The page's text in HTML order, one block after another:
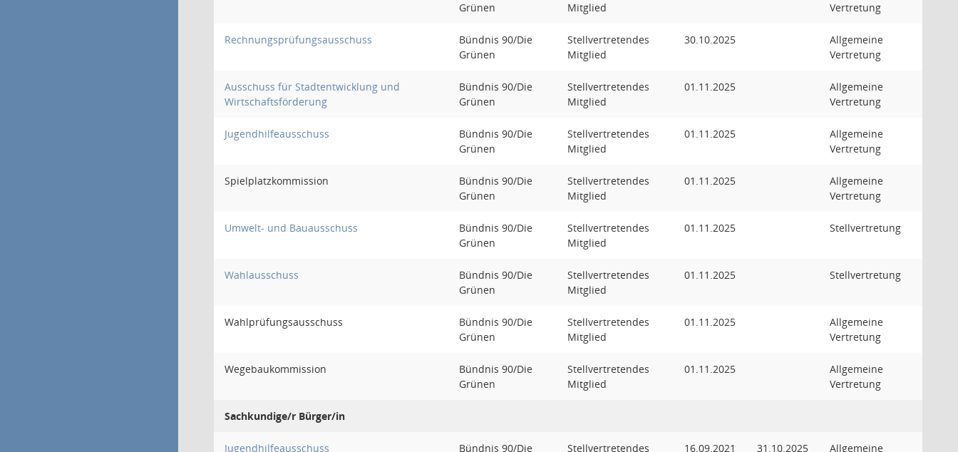
Grünen
Mitglied
Vertretung
Rechnungsprüfungsausschuss
Bündnis 90/Die
Grünen
Stellvertretendes
Mitglied
30.10.2025
Allgemeine
Vertretung
Ausschuss für Stadtentwicklung und
Wirtschaftsförderung
Bündnis 90/Die
Grünen
Stellvertretendes
Mitglied
01.11.2025
Allgemeine
Vertretung
Jugendhilfeausschuss
Bündnis 90/Die
Grünen
Stellvertretendes
Mitglied
01.11.2025
Allgemeine
Vertretung
Spielplatzkommission
Bündnis 90/Die
Grünen
Stellvertretendes
Mitglied
01.11.2025
Allgemeine
Vertretung
Umwelt- und Bauausschuss
Bündnis 90/Die
Grünen
Stellvertretendes
Mitglied
01.11.2025 Stellvertretung
Wahlausschuss
Bündnis 90/Die
Grünen
Stellvertretendes
Mitglied
01.11.2025 Stellvertretung
Wahlprüfungsausschuss
Bündnis 90/Die
Grünen
Stellvertretendes
Mitglied
01.11.2025
Allgemeine
Vertretung
Wegebaukommission
Bündnis 90/Die
Grünen
Stellvertretendes
Mitglied
01.11.2025
Allgemeine
Vertretung
Sachkundige/r Bürger/in
Jugendhilfeausschuss Bündnis 90/Die Stellvertretendes 16.09.2021 31.10.2025 Allgemeine